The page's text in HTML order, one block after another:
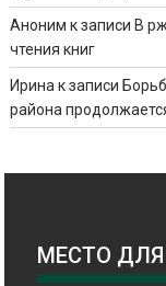
Аноним к записи В
чтения книг
Ирина к записи
района
МЕСТО